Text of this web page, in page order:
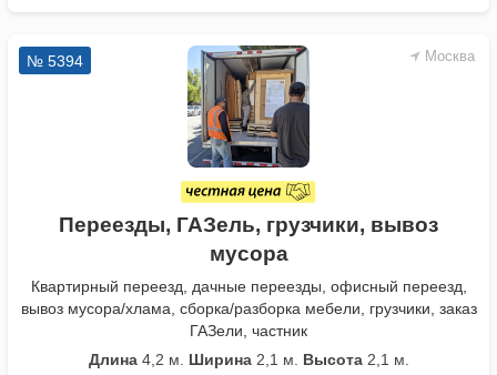
Москва
№ 5394
Переезды, ГАЗель, грузчики, вывоз
мусора
Квартирный переезд, дачные переезды, офисный переезд,
вывоз мусора/хлама, сборка/разборка мебели, грузчики, заказ
ГАЗели, частник
Длина4,2 м. Ширина2,1 м. Высота2,1 м.